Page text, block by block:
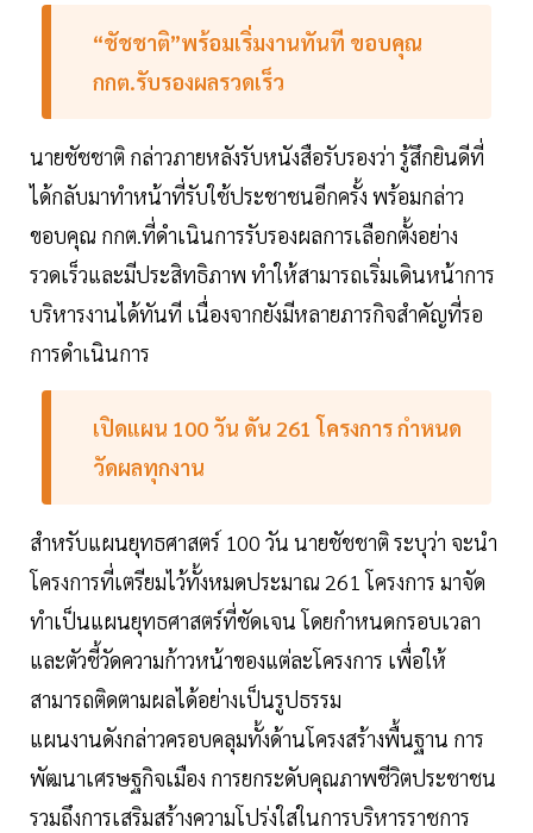
“ชัชชาติ”พร้อมเริ่มงานทันที ขอบคุณ
กกต.รับรองผลรวดเร็ว
นายชัชชาติ กล่าวภายหลังรับหนังสือรับรองว่า รู้สึกยินดีที่
ได้กลับมาทำหน้าที่รับใช้ประชาชนอีกครั้ง พร้อมกล่าว
ขอบคุณ กกต.ที่ดำเนินการรับรองผลการเลือกตั้งอย่าง
รวดเร็วและมีประสิทธิภาพ ทำให้สามารถเริ่มเดินหน้าการ
บริหารงานได้ทันที เนื่องจากยังมีหลายภารกิจสำคัญที่รอ
การดำเนินการ
เปิดแผน 100 วัน ดัน 261 โครงการ กำหนด
วัดผลทุกงาน
สำหรับแผนยุทธศาสตร์ 100 วัน นายชัชชาติ ระบุว่า จะนำ
โครงการที่เตรียมไว้ทั้งหมดประมาณ 261 โครงการ มาจัด
ทำเป็นแผนยุทธศาสตร์ที่ชัดเจน โดยกำหนดกรอบเวลา
และตัวชี้วัดความก้าวหน้าของแต่ละโครงการ เพื่อให้
สามารถติดตามผลได้อย่างเป็นรูปธรรม
แผนงานดังกล่าวครอบคลุมทั้งด้านโครงสร้างพื้นฐาน การ
พัฒนาเศรษฐกิจเมือง การยกระดับคุณภาพชีวิตประชาชน
รวมถึงการเสริมสร้างความโปร่งใสในการบริหารราชการ